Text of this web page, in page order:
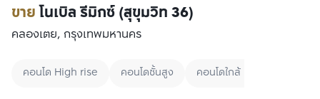
ขายโนเบิล รีมิกซ์ (สุขุมวิท 36)
คลองเตย, กรุงเทพมหานคร
คอนโด High rise คอนโดชั้นสูง คอนโดใกล้ BTS